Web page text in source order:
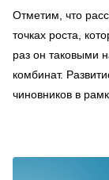
Отметим, что
точках роста,
раз он таковыми
комбинат.
чиновников в